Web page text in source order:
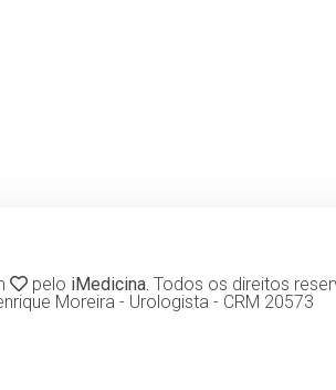
pelo iMedicina. Todos os direitos
Moreira - Urologista - CRM 20573